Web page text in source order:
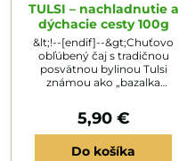
TULSI – nachladnutie a
dýchacie cesty 100g
&lt;!--[endif]--&gt;Chuťovo
obľúbený čaj s tradičnou
posvätnou bylinou Tulsi
známou ako „bazalka
&gt;Priaznivo pôsobí na
celkovú ochranu dýchacích
ciest, pomáha pri
prechladnutí, kašli a
5,90 €
Do košíka